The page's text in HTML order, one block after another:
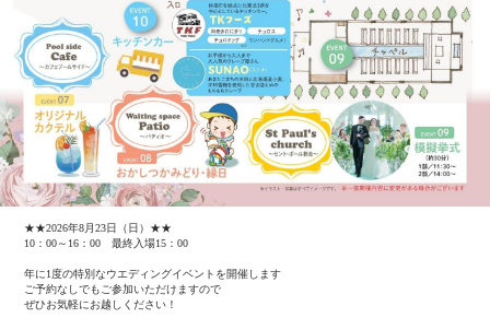
★★2026年8月23日（日）★★
10：00～16：00 最終入場15：00
年に1度の特別なウエディングイベントを開催します
ご予約なしでもご参加いただけますので
ぜひお気軽にお越しください！